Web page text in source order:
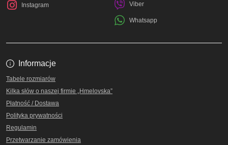
Informacje
Tabele rozmiarów
Kilka słów o naszej firmie „Hmelovska”
Płatność / Dostawa
Polityka prywatności
Regulamin
Przetwarzanie zamówienia
Instagram Viber
Whatsapp